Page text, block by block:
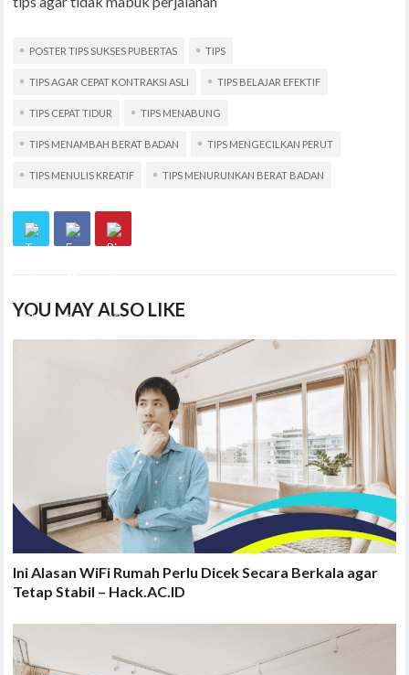
POSTER TIPS SUKSES PUBERTAS TIPS
TIPS AGAR CEPAT KONTRAKSI ASLI TIPS BELAJAR EFEKTIF
TIPS CEPAT TIDUR TIPS MENABUNG
TIPS MENAMBAH BERAT BADAN TIPS MENGECILKAN PERUT
TIPS MENULIS KREATIF TIPS MENURUNKAN BERAT BADAN
YOU MAY ALSO LIKE
Ini Alasan WiFi Rumah Perlu Dicek Secara Berkala agar
Tetap Stabil – Hack.AC.ID